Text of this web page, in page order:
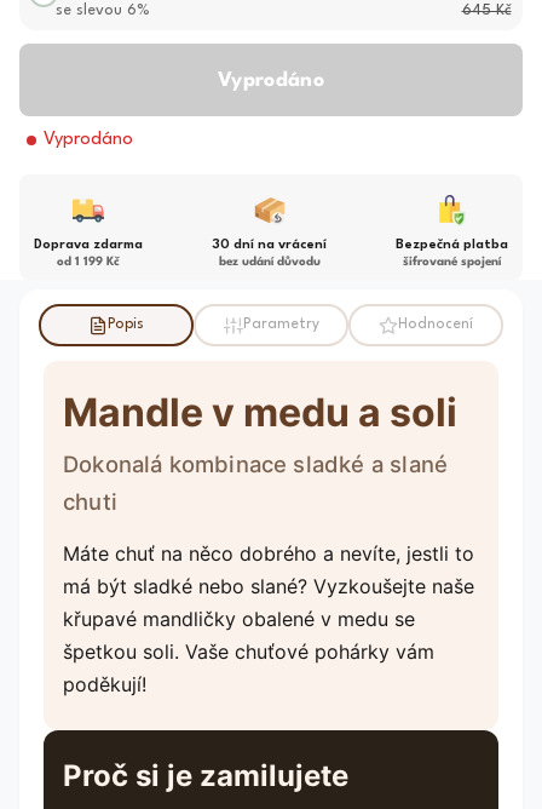
se slevou 6% 645 Kč
Vyprodáno
Vyprodáno
Doprava zdarma
od 1 199 Kč
30 dní na vrácení
bez udání důvodu
Bezpečná platba
šifrované spojení
Popis Parametry Hodnocení
Mandle v medu a soli
Dokonalá kombinace sladké a slané
chuti
Máte chuť na něco dobrého a nevíte, jestli to
má být sladké nebo slané? Vyzkoušejte naše
křupavé mandličky obalené v medu se
špetkou soli. Vaše chuťové pohárky vám
poděkují!
Proč si je zamilujete